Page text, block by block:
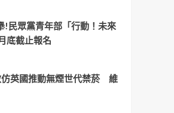
!民眾黨青年部「行動！未來
底截止報名
仿英國推動無煙世代禁菸 維